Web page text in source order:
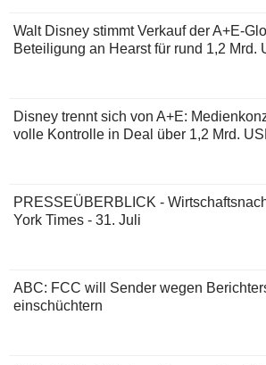
Walt Disney stimmt Verkauf der A+E-
Beteiligung an Hearst für rund 1,2 Mrd.
Disney trennt sich von A+E:
volle Kontrolle in Deal über 1,2 Mrd.
PRESSEÜBERBLICK -
York Times - 31. Juli
ABC: FCC will Sender wegen
einschüchtern